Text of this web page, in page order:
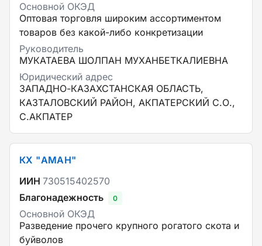
Основной ОКЭД
Оптовая торговля широким ассортиментом
товаров без какой-либо конкретизации
Руководитель
МУКАТАЕВА ШОЛПАН МУХАНБЕТКАЛИЕВНА
Юридический адрес
ЗАПАДНО-КАЗАХСТАНСКАЯ ОБЛАСТЬ,
КАЗТАЛОВСКИЙ РАЙОН, АКПАТЕРСКИЙ С.О.,
С.АКПАТЕР
КХ "АМАН"
ИИН 730515402570
Благонадежность
0
Основной ОКЭД
Разведение прочего крупного рогатого скота и
буйволов